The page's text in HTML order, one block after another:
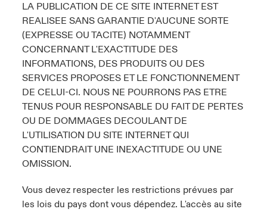
LA PUBLICATION DE CE SITE INTERNET EST
REALISEE SANS GARANTIE D'AUCUNE SORTE
(EXPRESSE OU TACITE) NOTAMMENT
CONCERNANT L'EXACTITUDE DES
INFORMATIONS, DES PRODUITS OU DES
SERVICES PROPOSES ET LE FONCTIONNEMENT
DE CELUI-CI. NOUS NE POURRONS PAS ETRE
TENUS POUR RESPONSABLE DU FAIT DE PERTES
OU DE DOMMAGES DECOULANT DE
L'UTILISATION DU SITE INTERNET QUI
CONTIENDRAIT UNE INEXACTITUDE OU UNE
OMISSION.
Vous devez respecter les restrictions prévues par
les lois du pays dont vous dépendez. L'accès au site